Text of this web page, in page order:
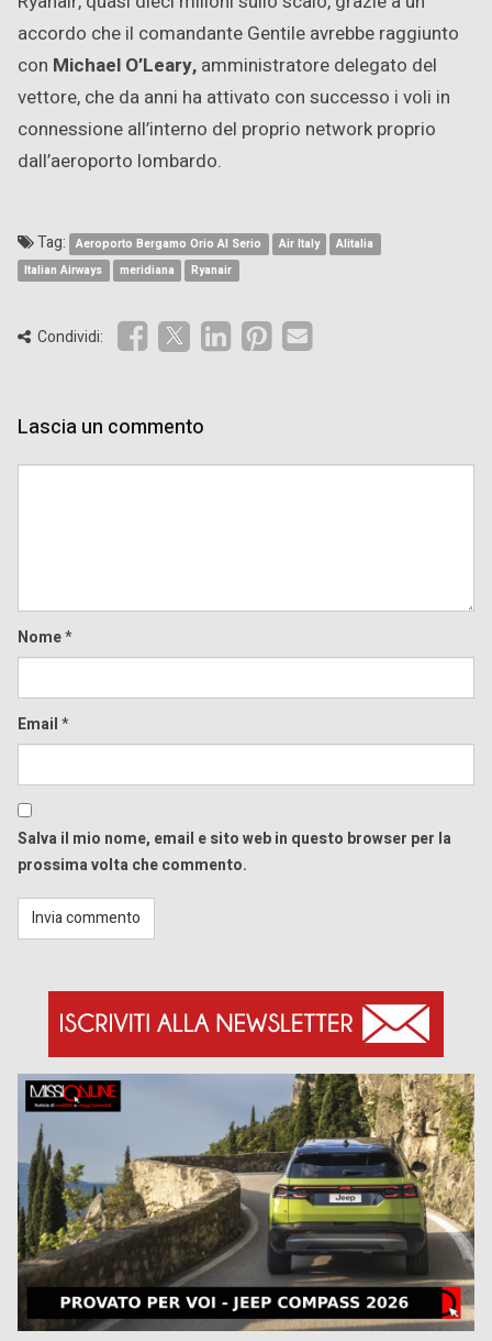
accordo che il comandante Gentile avrebbe raggiunto
con Michael O’Leary, amministratore delegato del
vettore, che da anni ha attivato con successo i voli in
connessione all’interno del proprio network proprio
dall’aeroporto lombardo.
Tag: Aeroporto Bergamo Orio Al Serio Air Italy
Alitalia
Italian Airways
meridiana Ryanair
Condividi:
Lascia un commento
Nome*
Email*
Salva il mio nome, email e sito web in questo browser per la
prossima volta che commento.